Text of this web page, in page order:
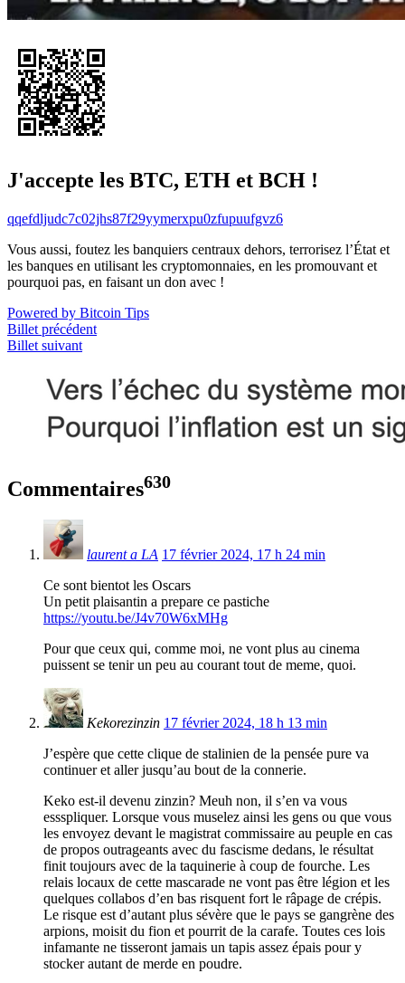
J'accepte les BTC, ETH et BCH !
qqefdljudc7c02jhs87f29yymerxpu0zfupuufgvz6
Vous aussi, foutez les banquiers centraux dehors, terrorisez l’État et
les banques en utilisant les cryptomonnaies, en les promouvant et
pourquoi pas, en faisant un don avec !
Powered by Bitcoin Tips
Billet précédent
Billet suivant
Commentaires630
laurent a LA 17 février 2024, 17 h 24 min
Ce sont bientot les Oscars
Un petit plaisantin a prepare ce pastiche
https://youtu.be/J4v70W6xMHg
Pour que ceux qui, comme moi, ne vont plus au cinema
puissent se tenir un peu au courant tout de meme, quoi.
Kekorezinzin 17 février 2024, 18 h 13 min
J’espère que cette clique de stalinien de la pensée pure va
continuer et aller jusqu’au bout de la connerie.
Keko est-il devenu zinzin? Meuh non, il s’en va vous
essspliquer. Lorsque vous muselez ainsi les gens ou que vous
les envoyez devant le magistrat commissaire au peuple en cas
de propos outrageants avec du fascisme dedans, le résultat
finit toujours avec de la taquinerie à coup de fourche. Les
relais locaux de cette mascarade ne vont pas être légion et les
quelques collabos d’en bas risquent fort le râpage de crépis.
Le risque est d’autant plus sévère que le pays se gangrène des
arpions, moisit du fion et pourrit de la carafe. Toutes ces lois
infamante ne tisseront jamais un tapis assez épais pour y
stocker autant de merde en poudre.